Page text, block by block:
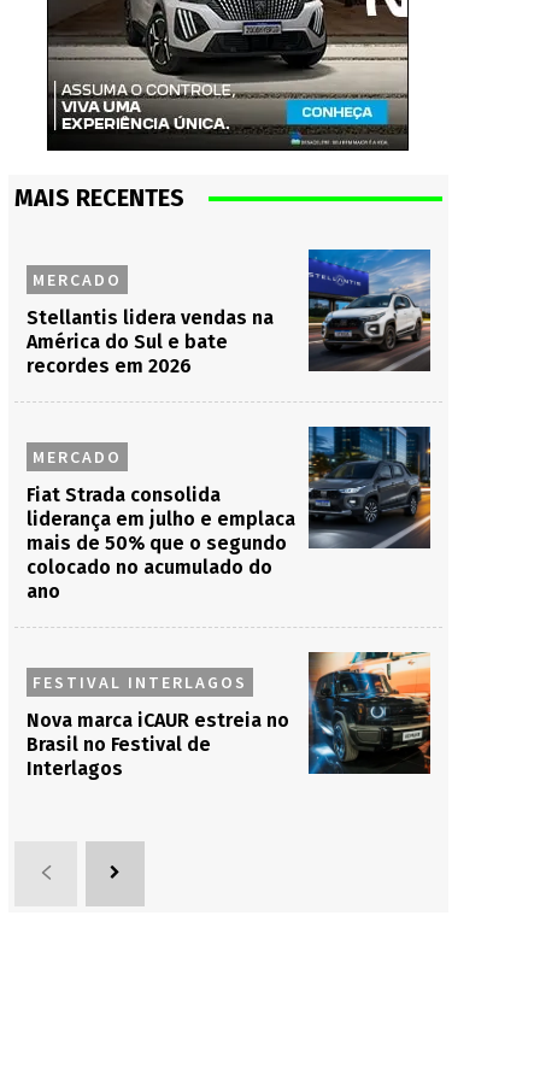
MAIS RECENTES
MERCADO
Stellantis lidera vendas na
América do Sul e bate
recordes em 2026
MERCADO
Fiat Strada consolida
liderança em julho e emplaca
mais de 50% que o segundo
colocado no acumulado do
ano
FESTIVAL INTERLAGOS
Nova marca iCAUR estreia no
Brasil no Festival de
Interlagos